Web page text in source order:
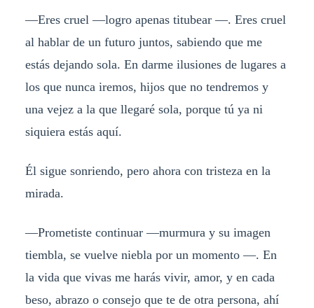
—Eres cruel —logro apenas titubear —. Eres cruel
al hablar de un futuro juntos, sabiendo que me
estás dejando sola. En darme ilusiones de lugares a
los que nunca iremos, hijos que no tendremos y
una vejez a la que llegaré sola, porque tú ya ni
siquiera estás aquí.
Él sigue sonriendo, pero ahora con tristeza en la
mirada.
—Prometiste continuar —murmura y su imagen
tiembla, se vuelve niebla por un momento —. En
la vida que vivas me harás vivir, amor, y en cada
beso, abrazo o consejo que te de otra persona, ahí